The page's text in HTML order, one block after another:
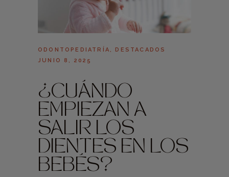
ODONTOPEDIATRÍA
DESTACADOS
JUNIO 8, 2025
¿CUÁNDO
EMPIEZAN A
SALIR LOS
DIENTES EN LOS
BEBÉS?